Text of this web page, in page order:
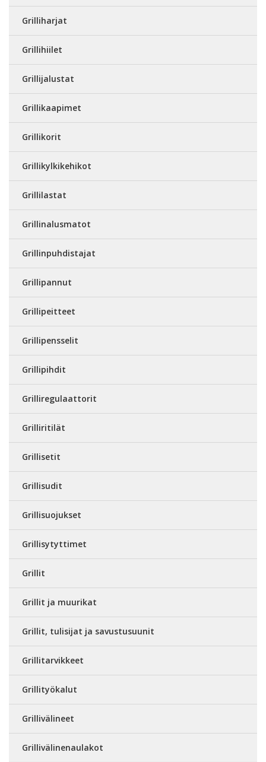
Grilliharjat
Grillihiilet
Grillijalustat
Grillikaapimet
Grillikorit
Grillikylkikehikot
Grillilastat
Grillinalusmatot
Grillinpuhdistajat
Grillipannut
Grillipeitteet
Grillipensselit
Grillipihdit
Grilliregulaattorit
Grilliritilät
Grillisetit
Grillisudit
Grillisuojukset
Grillisytyttimet
Grillit
Grillit ja muurikat
Grillit, tulisijat ja savustusuunit
Grillitarvikkeet
Grillityökalut
Grillivälineet
Grillivälinenaulakot